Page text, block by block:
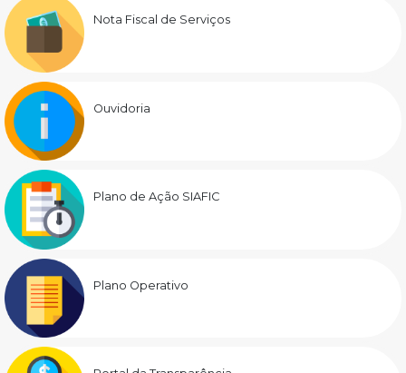
Nota Fiscal de Serviços
Ouvidoria
Plano de Ação SIAFIC
Plano Operativo